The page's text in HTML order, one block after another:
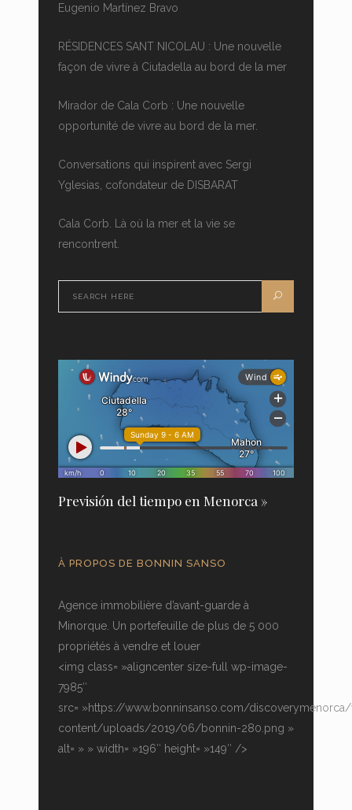
Eugenio Martínez Bravo
RÉSIDENCES SANT NICOLAU : Une nouvelle
façon de vivre à Ciutadella au bord de la mer
Mirador de Cala Corb : Une nouvelle
opportunité de vivre au bord de la mer.
Conversations qui inspirent avec Sergi
Yglesias, cofondateur de DISBARAT
Cala Corb. Là où la mer et la vie se
rencontrent.
Previsión del tiempo en Menorca »
À PROPOS DE BONNIN SANSO
Agence immobilière d’avant-guarde à
Minorque. Un portefeuille de plus de 5 000
propriétés à vendre et louer
<img class= »aligncenter size-full wp-image-
7985″
src= »https://www.bonninsanso.com/
content/uploads/2019/06/bonnin-280.png »
alt= » » width= »196″ height= »149″ />